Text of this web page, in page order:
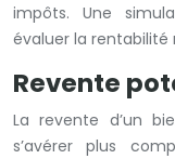
impôts. Une
évaluer la rentabilité
Revente
La revente d’un
s’avérer plus